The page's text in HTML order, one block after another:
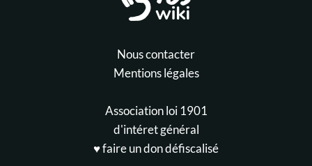
Nous contacter
Mentions légales
Association loi 1901
d'intéret général
♥️ faire un don défiscalisé